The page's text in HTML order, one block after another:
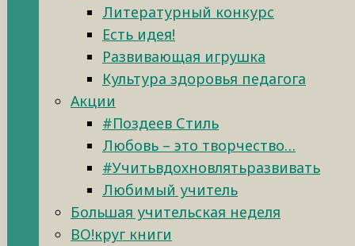
Литературный конкурс
Есть идея!
Развивающая игрушка
Культура здоровья педагога
Акции
#Поздеев Стиль
Любовь – это творчество…
#Учитьвдохновлятьразвивать
Любимый учитель
Большая учительская неделя
ВО!круг книги